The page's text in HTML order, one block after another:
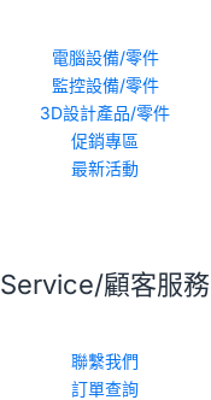
電腦設備/零件
監控設備/零件
3D設計產品/零件
促銷專區
最新活動
Service/顧客服務
聯繫我們
訂單查詢